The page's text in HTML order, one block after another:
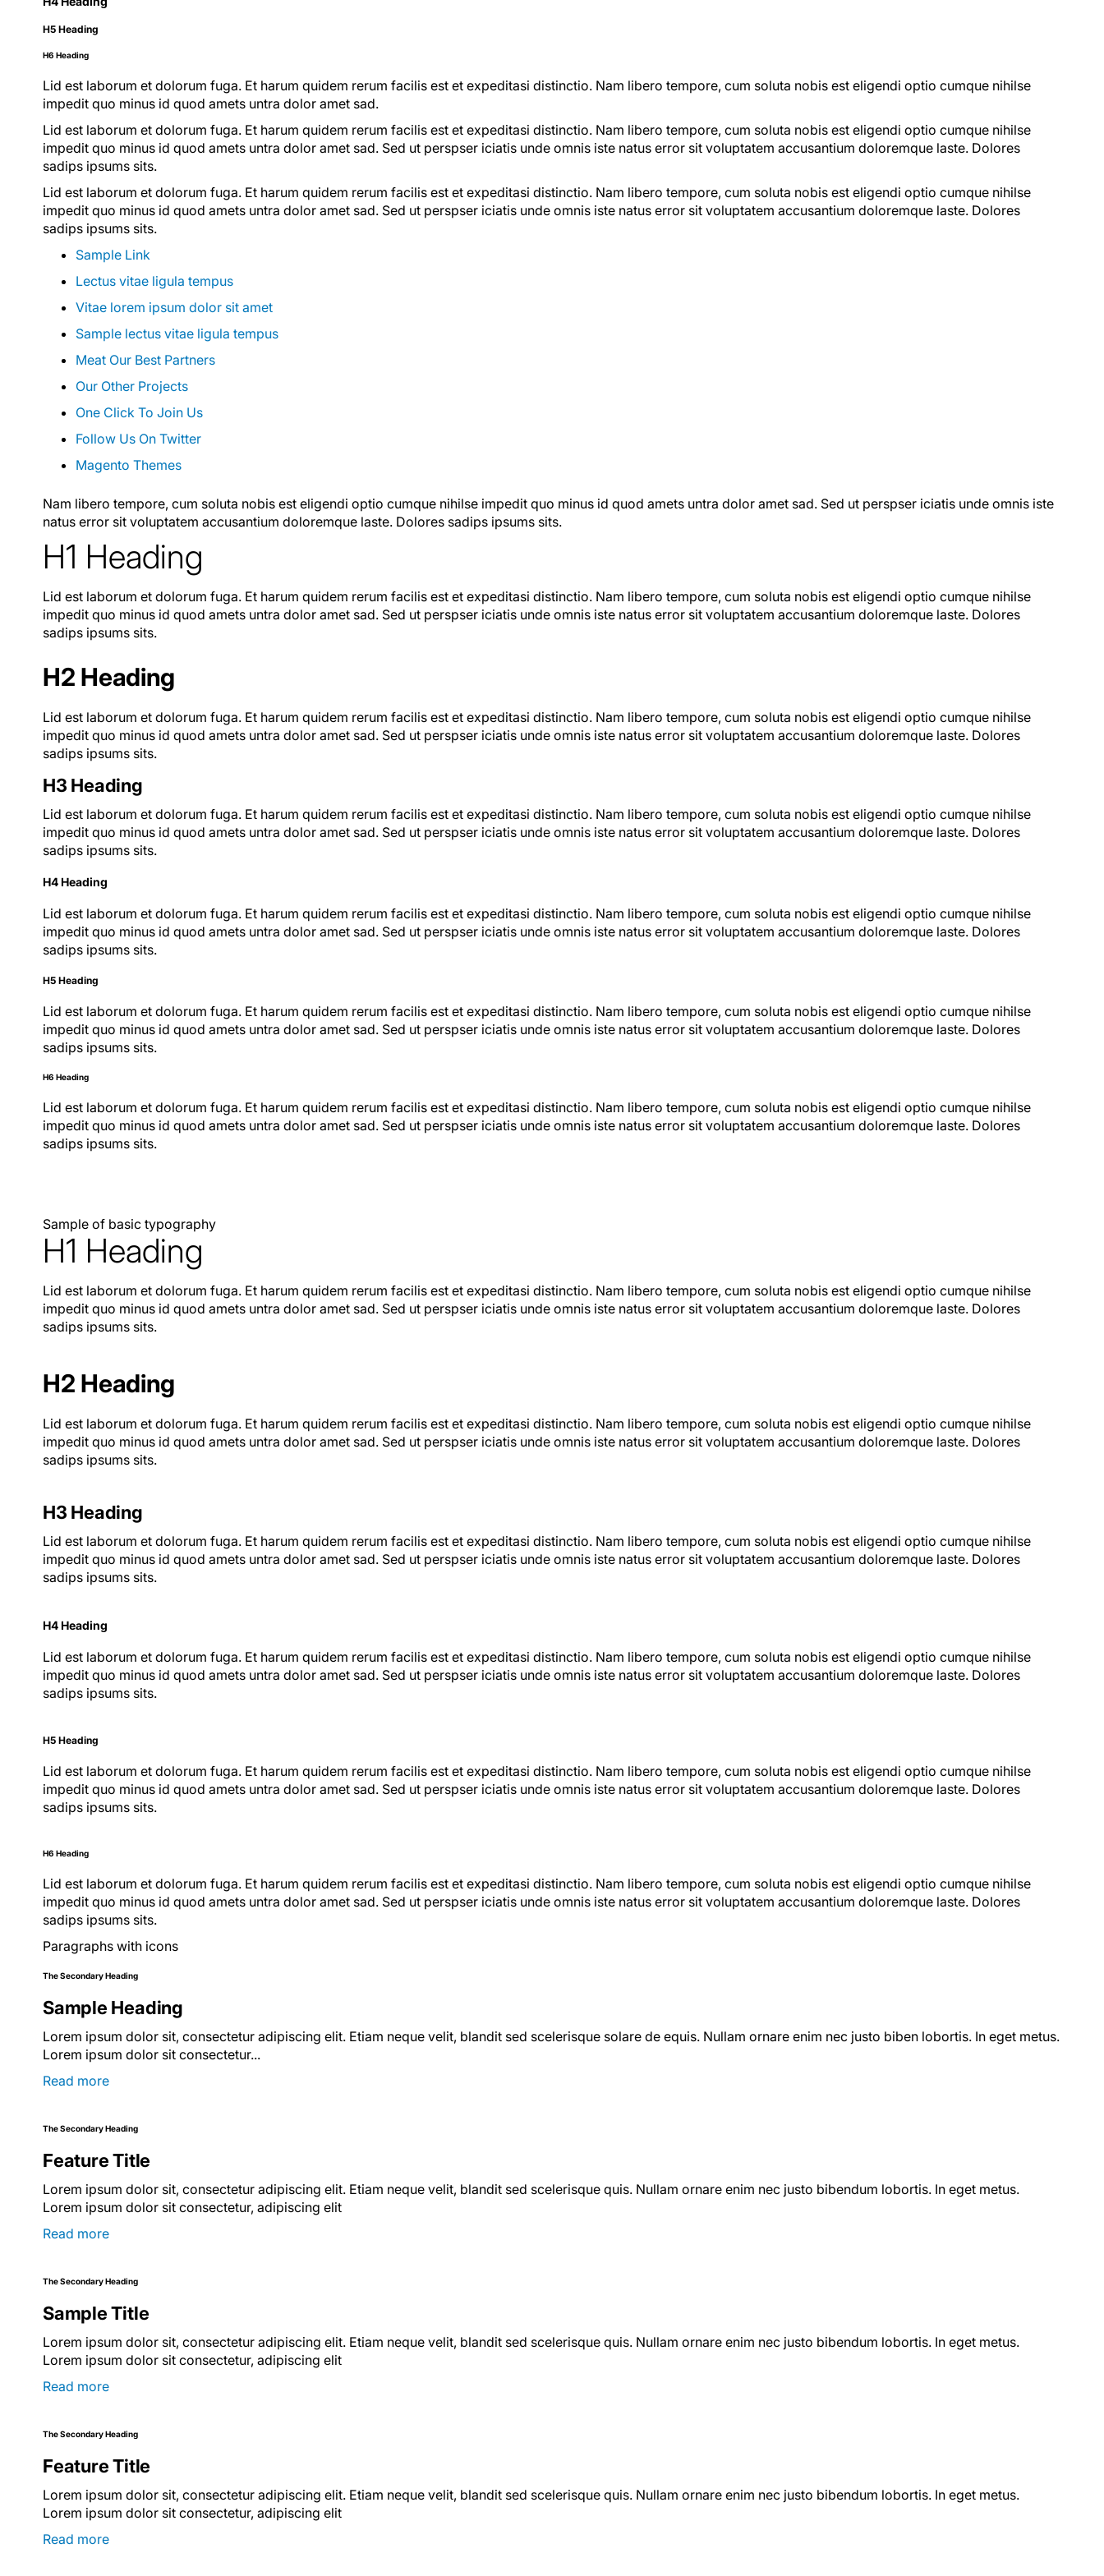
H5 Heading
H6 Heading
Lid est laborum et dolorum fuga. Et harum quidem rerum facilis est et expeditasi distinctio. Nam libero tempore, cum soluta nobis est eligendi optio cumque nihilse
impedit quo minus id quod amets untra dolor amet sad.
Lid est laborum et dolorum fuga. Et harum quidem rerum facilis est et expeditasi distinctio. Nam libero tempore, cum soluta nobis est eligendi optio cumque nihilse
impedit quo minus id quod amets untra dolor amet sad. Sed ut perspser iciatis unde omnis iste natus error sit voluptatem accusantium doloremque laste. Dolores
sadips ipsums sits.
Lid est laborum et dolorum fuga. Et harum quidem rerum facilis est et expeditasi distinctio. Nam libero tempore, cum soluta nobis est eligendi optio cumque nihilse
impedit quo minus id quod amets untra dolor amet sad. Sed ut perspser iciatis unde omnis iste natus error sit voluptatem accusantium doloremque laste. Dolores
sadips ipsums sits.
Sample Link
Lectus vitae ligula tempus
Vitae lorem ipsum dolor sit amet
Sample lectus vitae ligula tempus
Meat Our Best Partners
Our Other Projects
One Click To Join Us
Follow Us On Twitter
Magento Themes
Nam libero tempore, cum soluta nobis est eligendi optio cumque nihilse impedit quo minus id quod amets untra dolor amet sad. Sed ut perspser iciatis unde omnis iste
natus error sit voluptatem accusantium doloremque laste. Dolores sadips ipsums sits.
H1 Heading
Lid est laborum et dolorum fuga. Et harum quidem rerum facilis est et expeditasi distinctio. Nam libero tempore, cum soluta nobis est eligendi optio cumque nihilse
impedit quo minus id quod amets untra dolor amet sad. Sed ut perspser iciatis unde omnis iste natus error sit voluptatem accusantium doloremque laste. Dolores
sadips ipsums sits.
H2 Heading
Lid est laborum et dolorum fuga. Et harum quidem rerum facilis est et expeditasi distinctio. Nam libero tempore, cum soluta nobis est eligendi optio cumque nihilse
impedit quo minus id quod amets untra dolor amet sad. Sed ut perspser iciatis unde omnis iste natus error sit voluptatem accusantium doloremque laste. Dolores
sadips ipsums sits.
H3 Heading
Lid est laborum et dolorum fuga. Et harum quidem rerum facilis est et expeditasi distinctio. Nam libero tempore, cum soluta nobis est eligendi optio cumque nihilse
impedit quo minus id quod amets untra dolor amet sad. Sed ut perspser iciatis unde omnis iste natus error sit voluptatem accusantium doloremque laste. Dolores
sadips ipsums sits.
H4 Heading
Lid est laborum et dolorum fuga. Et harum quidem rerum facilis est et expeditasi distinctio. Nam libero tempore, cum soluta nobis est eligendi optio cumque nihilse
impedit quo minus id quod amets untra dolor amet sad. Sed ut perspser iciatis unde omnis iste natus error sit voluptatem accusantium doloremque laste. Dolores
sadips ipsums sits.
H5 Heading
Lid est laborum et dolorum fuga. Et harum quidem rerum facilis est et expeditasi distinctio. Nam libero tempore, cum soluta nobis est eligendi optio cumque nihilse
impedit quo minus id quod amets untra dolor amet sad. Sed ut perspser iciatis unde omnis iste natus error sit voluptatem accusantium doloremque laste. Dolores
sadips ipsums sits.
H6 Heading
Lid est laborum et dolorum fuga. Et harum quidem rerum facilis est et expeditasi distinctio. Nam libero tempore, cum soluta nobis est eligendi optio cumque nihilse
impedit quo minus id quod amets untra dolor amet sad. Sed ut perspser iciatis unde omnis iste natus error sit voluptatem accusantium doloremque laste. Dolores
sadips ipsums sits.
Sample of basic typography
H1 Heading
Lid est laborum et dolorum fuga. Et harum quidem rerum facilis est et expeditasi distinctio. Nam libero tempore, cum soluta nobis est eligendi optio cumque nihilse
impedit quo minus id quod amets untra dolor amet sad. Sed ut perspser iciatis unde omnis iste natus error sit voluptatem accusantium doloremque laste. Dolores
sadips ipsums sits.
H2 Heading
Lid est laborum et dolorum fuga. Et harum quidem rerum facilis est et expeditasi distinctio. Nam libero tempore, cum soluta nobis est eligendi optio cumque nihilse
impedit quo minus id quod amets untra dolor amet sad. Sed ut perspser iciatis unde omnis iste natus error sit voluptatem accusantium doloremque laste. Dolores
sadips ipsums sits.
H3 Heading
Lid est laborum et dolorum fuga. Et harum quidem rerum facilis est et expeditasi distinctio. Nam libero tempore, cum soluta nobis est eligendi optio cumque nihilse
impedit quo minus id quod amets untra dolor amet sad. Sed ut perspser iciatis unde omnis iste natus error sit voluptatem accusantium doloremque laste. Dolores
sadips ipsums sits.
H4 Heading
Lid est laborum et dolorum fuga. Et harum quidem rerum facilis est et expeditasi distinctio. Nam libero tempore, cum soluta nobis est eligendi optio cumque nihilse
impedit quo minus id quod amets untra dolor amet sad. Sed ut perspser iciatis unde omnis iste natus error sit voluptatem accusantium doloremque laste. Dolores
sadips ipsums sits.
H5 Heading
Lid est laborum et dolorum fuga. Et harum quidem rerum facilis est et expeditasi distinctio. Nam libero tempore, cum soluta nobis est eligendi optio cumque nihilse
impedit quo minus id quod amets untra dolor amet sad. Sed ut perspser iciatis unde omnis iste natus error sit voluptatem accusantium doloremque laste. Dolores
sadips ipsums sits.
H6 Heading
Lid est laborum et dolorum fuga. Et harum quidem rerum facilis est et expeditasi distinctio. Nam libero tempore, cum soluta nobis est eligendi optio cumque nihilse
impedit quo minus id quod amets untra dolor amet sad. Sed ut perspser iciatis unde omnis iste natus error sit voluptatem accusantium doloremque laste. Dolores
sadips ipsums sits.
Paragraphs with icons
The Secondary Heading
Sample Heading
Lorem ipsum dolor sit, consectetur adipiscing elit. Etiam neque velit, blandit sed scelerisque solare de equis. Nullam ornare enim nec justo biben lobortis. In eget metus.
Lorem ipsum dolor sit consectetur...
Read more
The Secondary Heading
Feature Title
Lorem ipsum dolor sit, consectetur adipiscing elit. Etiam neque velit, blandit sed scelerisque quis. Nullam ornare enim nec justo bibendum lobortis. In eget metus.
Lorem ipsum dolor sit consectetur, adipiscing elit
Read more
The Secondary Heading
Sample Title
Lorem ipsum dolor sit, consectetur adipiscing elit. Etiam neque velit, blandit sed scelerisque quis. Nullam ornare enim nec justo bibendum lobortis. In eget metus.
Lorem ipsum dolor sit consectetur, adipiscing elit
Read more
The Secondary Heading
Feature Title
Lorem ipsum dolor sit, consectetur adipiscing elit. Etiam neque velit, blandit sed scelerisque quis. Nullam ornare enim nec justo bibendum lobortis. In eget metus.
Lorem ipsum dolor sit consectetur, adipiscing elit
Read more